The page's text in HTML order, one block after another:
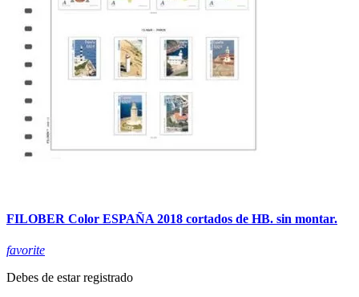
FILOBER Color ESPAÑA 2018 cortados de HB. sin montar.
favorite
Debes de estar registrado